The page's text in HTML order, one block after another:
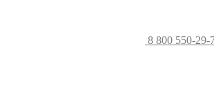
8 800 550-29-